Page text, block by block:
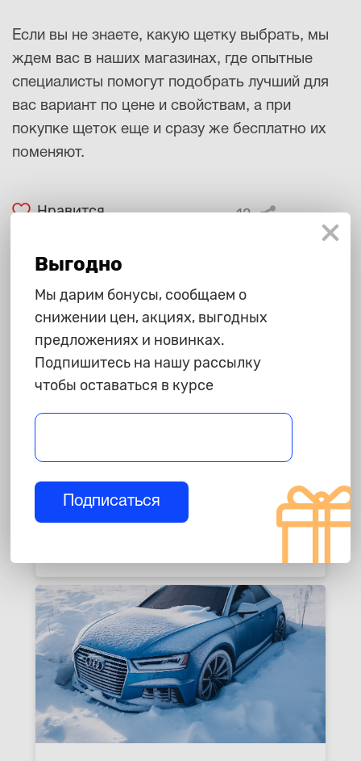
Если вы не знаете, какую щетку выбрать, мы
ждем вас в наших магазинах, где опытные
специалисты помогут подобрать лучший для
вас вариант по цене и свойствам, а при
покупке щеток еще и сразу же бесплатно их
поменяют.
Нравится
12
Все статьи
Топ-6 зимних средств для авто
Выгодно
Мы дарим бонусы, сообщаем о
снижении цен, акциях, выгодных
предложениях и новинках.
Подпишитесь на нашу рассылку
чтобы оставаться в курсе
Подписаться